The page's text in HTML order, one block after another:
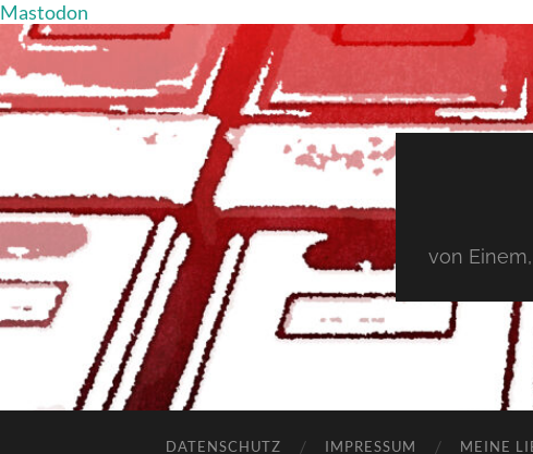
Mastodon
von
DATENSCHUTZ IMPRESSUM MEINE